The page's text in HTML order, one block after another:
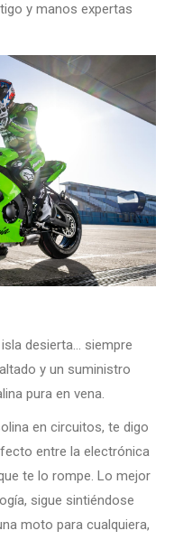
y manos expertas
desierta… siempre
y un suministro
pura en vena.
en circuitos, te digo
entre la electrónica
te lo rompe. Lo mejor
sigue sintiéndose
moto para cualquiera,